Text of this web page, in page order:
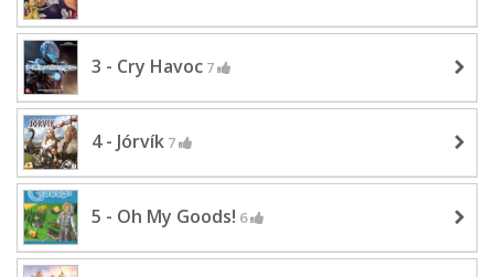
3 - Cry Havoc 7
4 - Jórvík 7
5 - Oh My Goods! 6